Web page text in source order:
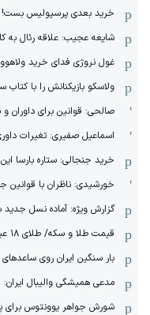
خرید بعدی پرسپولیس بست!
شایعه عجیب: علاقه رئال به
غول نروژی فدای خرید
ولاسکو بازیکنانش را با کتاب
صالحی: قوانین برای داوران
اسماعیل صفیری: تغیرات
خرید جنجالی: ستاره بارسا
خورشیدی: ناظران با قوانین
گزارش ویژه‌: آماده نسل جدید
قیمت طلا و سکه/ طلای ۱۸ عیار از ۱۹ میلیون گذشت
بار سنگین ایران روی
مدعی همیشگی والیبال ایران:
شورش جواهر یوونتوس برای